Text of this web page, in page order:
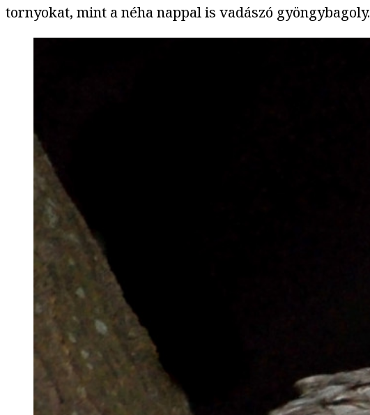
tornyokat, mint a néha nappal is vadászó gyöngybagoly.